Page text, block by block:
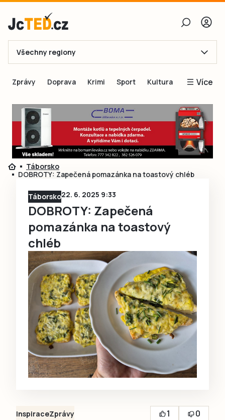
E-mail
Obnovit heslo
Přihlásit se
Ještě nemám účet, chci se
Všechny regiony
Zprávy Doprava Krimi Sport Kultura Více
Blogy
Inspirace
Čtenáři píší
Speciální přílohy
Táborsko
DOBROTY: Zapečená pomazánka na toastový chléb
Táborsko22. 6. 2025 9:33
DOBROTY: Zapečená
pomazánka na toastový
chléb
InspiraceZprávy 1
0